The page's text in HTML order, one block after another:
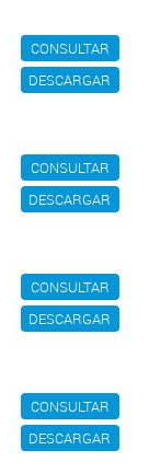
CONSULTAR
DESCARGAR
CONSULTAR
DESCARGAR
CONSULTAR
DESCARGAR
CONSULTAR
DESCARGAR